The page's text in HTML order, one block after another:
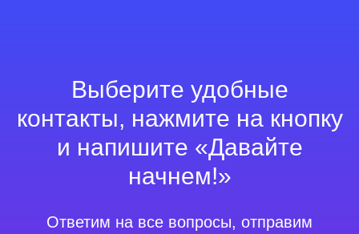
Выберите удобные
контакты, нажмите на кнопку
и напишите «Давайте
начнем!»
Ответим на все вопросы, отправим